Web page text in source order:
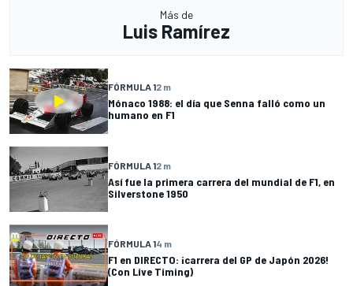
Más de
Luis Ramírez
FÓRMULA 12 m
Mónaco 1988: el día que Senna falló como un
humano en F1
FÓRMULA 12 m
Así fue la primera carrera del mundial de F1, en
Silverstone 1950
FÓRMULA 14 m
F1 en DIRECTO: ¡carrera del GP de Japón 2026!
(Con Live Timing)